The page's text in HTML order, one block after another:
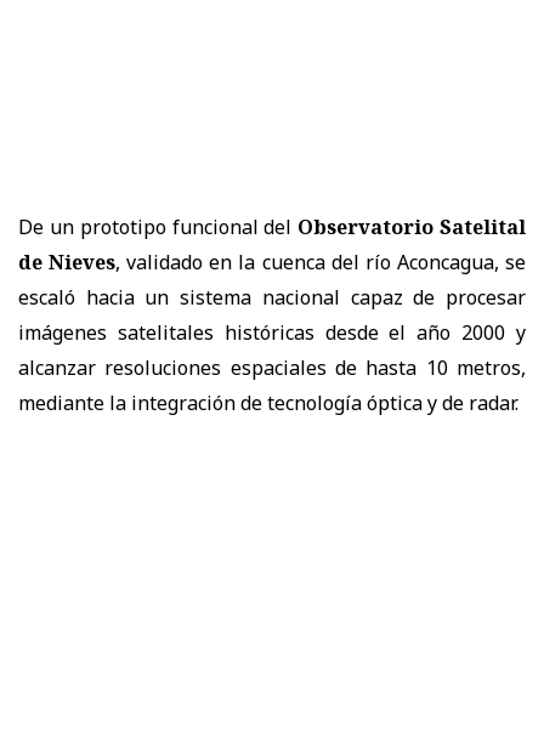
De un prototipo funcional del Observatorio Satelital
de Nieves, validado en la cuenca del río Aconcagua, se
escaló hacia un sistema nacional capaz de procesar
imágenes satelitales históricas desde el año 2000 y
alcanzar resoluciones espaciales de hasta 10 metros,
mediante la integración de tecnología óptica y de radar.